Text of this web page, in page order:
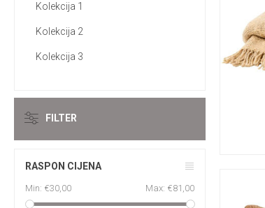
Kolekcija 1
Kolekcija 2
Kolekcija 3
FILTER
RASPON CIJENA
Min: €30,00 Max: €81,00